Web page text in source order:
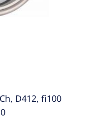
D412, fi100